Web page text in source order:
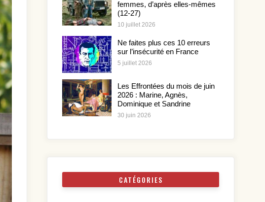
femmes, d’après elles-mêmes
(12-27)
10 juillet 2026
Ne faites plus ces 10 erreurs
sur l’insécurité en France
5 juillet 2026
Les Effrontées du mois de juin
2026 : Marine, Agnès,
Dominique et Sandrine
30 juin 2026
CATÉGORIES